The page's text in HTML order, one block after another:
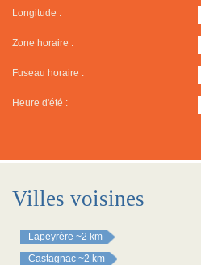
Longitude :
Zone horaire :
Fuseau horaire :
Heure d'été :
Villes voisines
Lapeyrère ~2 km
Castagnac ~2 km